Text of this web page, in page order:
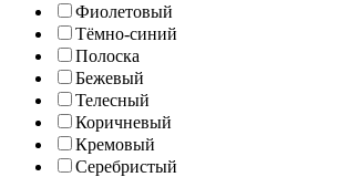
Фиолетовый
Тёмно-синий
Полоска
Бежевый
Телесный
Коричневый
Кремовый
Серебристый